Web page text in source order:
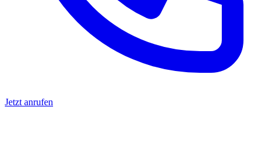
Jetzt anrufen